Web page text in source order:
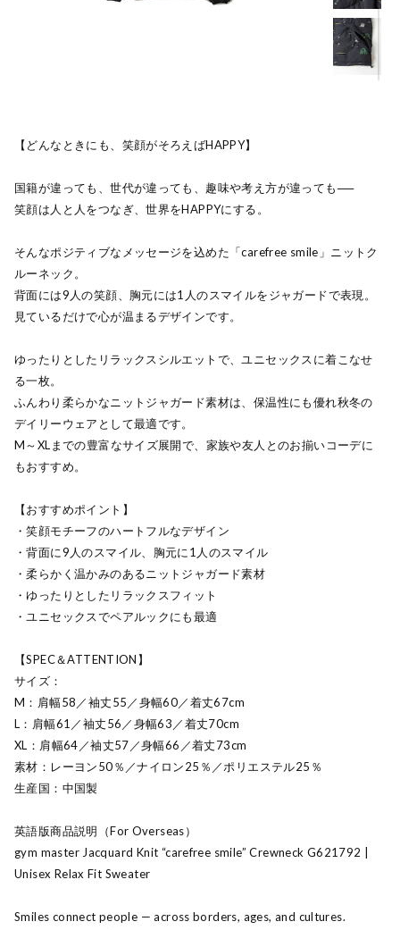
【どんなときにも、笑顔がそろえばHAPPY】
国籍が違っても、世代が違っても、趣味や考え方が違っても──
笑顔は人と人をつなぎ、世界をHAPPYにする。
そんなポジティブなメッセージを込めた「carefree smile」ニットク
ルーネック。
背面には9人の笑顔、胸元には1人のスマイルをジャガードで表現。
見ているだけで心が温まるデザインです。
ゆったりとしたリラックスシルエットで、ユニセックスに着こなせ
る一枚。
ふんわり柔らかなニットジャガード素材は、保温性にも優れ秋冬の
デイリーウェアとして最適です。
M～XLまでの豊富なサイズ展開で、家族や友人とのお揃いコーデに
もおすすめ。
【おすすめポイント】
・笑顔モチーフのハートフルなデザイン
・背面に9人のスマイル、胸元に1人のスマイル
・柔らかく温かみのあるニットジャガード素材
・ゆったりとしたリラックスフィット
・ユニセックスでペアルックにも最適
【SPEC＆ATTENTION】
サイズ：
M：肩幅58／袖丈55／身幅60／着丈67cm
L：肩幅61／袖丈56／身幅63／着丈70cm
XL：肩幅64／袖丈57／身幅66／着丈73cm
素材：レーヨン50％／ナイロン25％／ポリエステル25％
生産国：中国製
英語版商品説明（For Overseas）
gym master Jacquard Knit “carefree smile” Crewneck G621792 |
Unisex Relax Fit Sweater
Smiles connect people — across borders, ages, and cultures.